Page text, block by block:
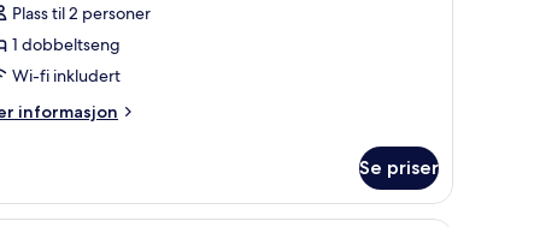
Plass til 2 personer
1 dobbeltseng
Wi-fi inkludert
informasjon
Se priser